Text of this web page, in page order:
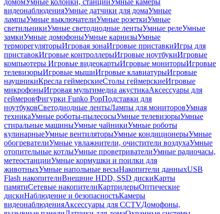
домомУмные колонки, станцииУмные камеры
видеонаблюденияУмные датчики для домаУмные
лампыУмные выключателиУмные розеткиУмные
светильникиУмные светодиодные лентыУмные релеУмные
замкиУмные домофоныУмные карнизыУмные
терморегуляторыИгровая зонаИгровые приставкиИгры для
приставокИгровые контроллерыИгровые ноутбукиИгровые
компьютеры Игровые видеокартыИгровые мониторыИгровые
телевизорыИгровые мышиИгровые клавиатурыИгровые
наушникиКресла геймерскиеСтолы геймерскиеИгровые
микрофоныИгровая мультимедиа акустикаАксессуары для
геймеровФигурки Funko PopПодставки для
ноутбуковСветодиодные лентыЛампы для мониторовУмная
техникаУмные роботы-пылесосыУмные телевизорыУмные
стиральные машиныУмные чайникиУмные роботы
кулинарныеУмные вентиляторыУмные кондиционерыУмные
обогревателиУмные увлажнители, очистители воздухаУмные
отопительные котлыУмные проветривателиУмные радиочасы,
метеостанцииУмные кормушки и поилки для
животныхУмные напольные весыНакопители данныхUSB
Flash накопителиВнешние HDD, SSD дискиКарты
памятиСетевые накопителиКартридерыОптические
дискиНаблюдение и безопасностьКамеры
видеонаблюденияАксессуары для CCTVДомофоны,